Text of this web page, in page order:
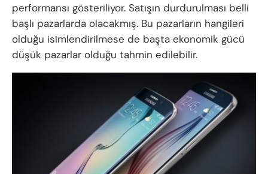
performansı gösteriliyor. Satışın durdurulması belli
başlı pazarlarda olacakmış. Bu pazarların hangileri
olduğu isimlendirilmese de başta ekonomik gücü
düşük pazarlar olduğu tahmin edilebilir.